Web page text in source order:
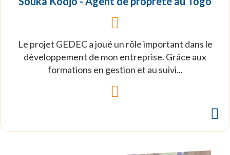
Le projet GEDEC a joué un rôle important dans le
développement de mon entreprise. Grâce aux
formations en gestion et au suivi...